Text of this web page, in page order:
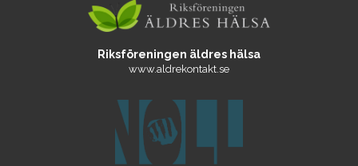
Riksföreningen äldres hälsa
www.aldrekontakt.se